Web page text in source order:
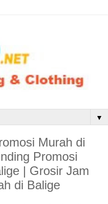
▼
Murah di
Promosi
| Grosir Jam
di Balige